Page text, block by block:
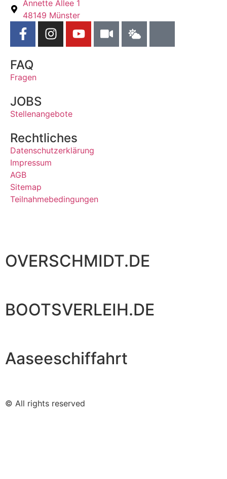
Annette Allee 1
48149 Münster
FAQ
Fragen
JOBS
Stellenangebote
Rechtliches
Datenschutzerklärung
Impressum
AGB
Sitemap
Teilnahmebedingungen
OVERSCHMIDT.DE
BOOTSVERLEIH.DE
Aaseeschiffahrt
© All rights reserved